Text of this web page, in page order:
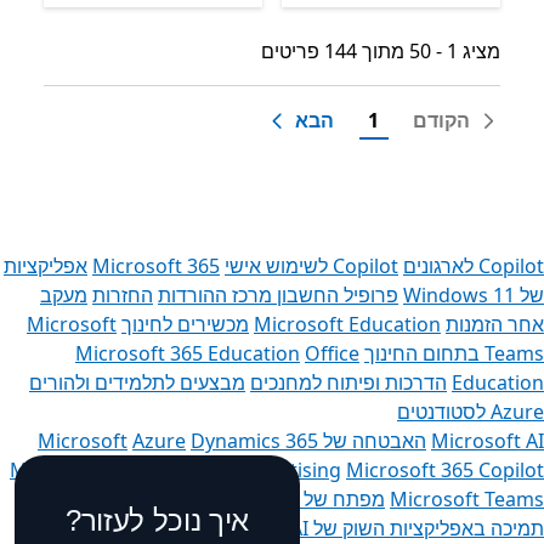
מציג 1 - 50 מתוך 144 פריטים
מציג 1 - 50 מתוך 144 פריטים
הקודם 1 הבא
Copilot לארגונים Copilot לשימוש אישי Microsoft 365 אפליקציות
של Windows 11‏
פרופיל החשבון מרכז ההורדות החזרות מעקב
אחר הזמנות Microsoft Education מכשירים לחינוךMicrosoft
Teams בתחום החינוך
Microsoft 365 Education Office
Education הדרכות ופיתוח למחנכים מבצעים לתלמידים ולהורים
Azure לסטודנטים
Microsoft AI האבטחה של Microsoft Azure Dynamics 365
Microsoft 365
Microsoft Advertising Microsoft 365 Copilot
Microsoft Teams מפתח של Microsoft
תמיכה באפליקציות השוק של AI
קהילת Microsoft Techאיך נוכל לעזור?